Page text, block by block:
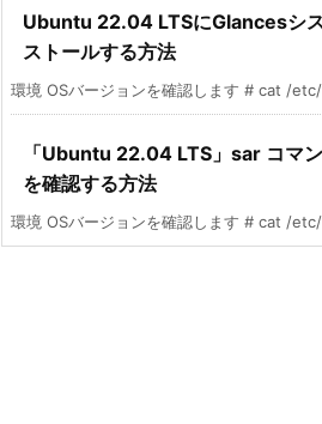
Ubuntu 22.04 LTSにGlancesシ
ストールする方法
環境 OSバージョンを確認します # cat /
「Ubuntu 22.04 LTS」sar コマ
を確認する方法
環境 OSバージョンを確認します # cat /